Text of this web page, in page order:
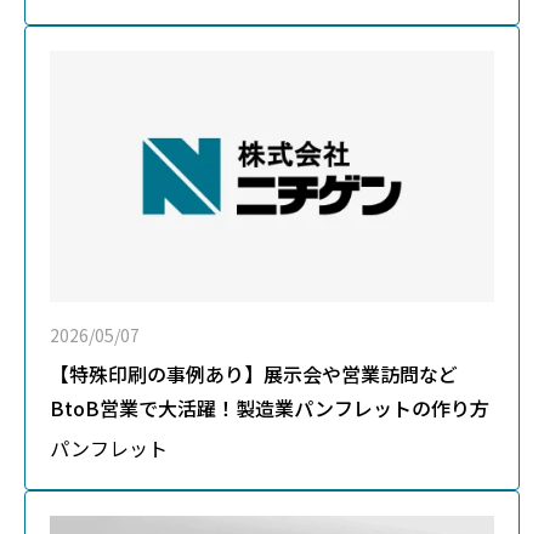
2026/05/07
【特殊印刷の事例あり】展示会や営業訪問など
BtoB営業で大活躍！製造業パンフレットの作り方
パンフレット